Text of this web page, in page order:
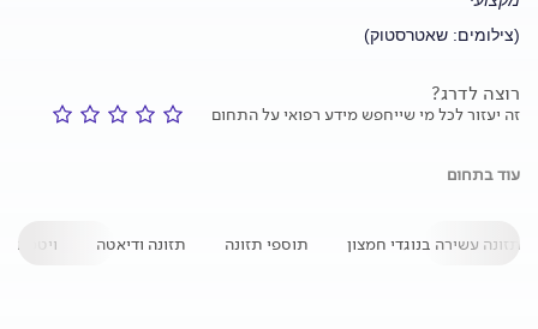
(צילומים: שאטרסטוק)
רוצה לדרג?
זה יעזור לכל מי שייחפש מידע רפואי על התחום
עוד בתחום
תזונה עשירה בנוגדי חמצון תוספי תזונה תזונה ודיאטה